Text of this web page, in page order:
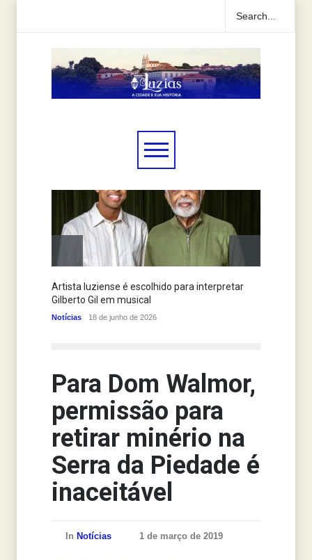
Artista luziense é escolhido para interpretar
Gilberto Gil em musical
Notícias 18 de junho de 2026
Para Dom Walmor,
permissão para
retirar minério na
Serra da Piedade é
inaceitável
In Notícias 1 de março de 2019